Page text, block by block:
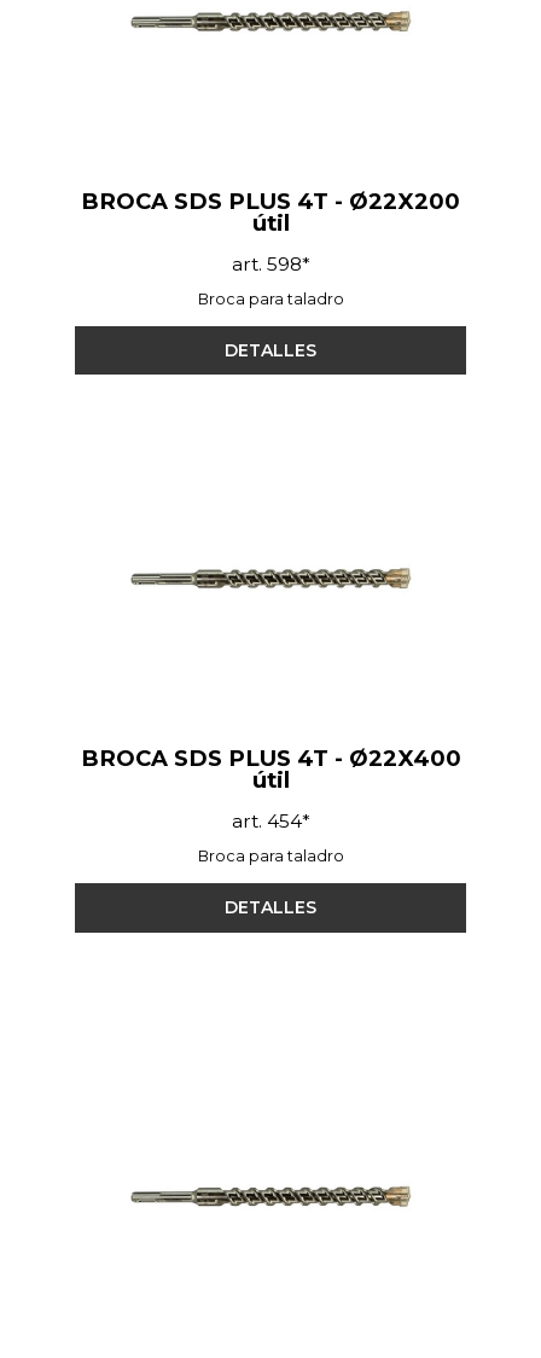
BROCA SDS PLUS 4T - Ø22X200
útil
art. 598*
Broca para taladro
DETALLES
BROCA SDS PLUS 4T - Ø22X400
útil
art. 454*
Broca para taladro
DETALLES